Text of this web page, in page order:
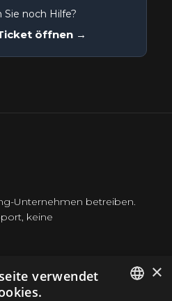
Sie noch Hilfe?
öffnen →
Unternehmen betreiben.
keine
×
verwendet